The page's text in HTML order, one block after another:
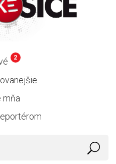
2
mňa